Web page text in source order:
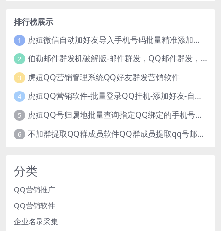
排行榜展示
1 虎妞微信自动加好友导入手机号码批量精准添加客户售营销软件微商工具
2 伯勒邮件群发机破解版-邮件群发，QQ邮件群发，邮件群发软件，伯乐邮件群发工具，邮件群发器
3 虎妞QQ营销管理系统QQ好友群发营销软件
4 虎妞QQ营销软件-批量登录QQ挂机-添加好友-自动加群-群发消息-临时会话
5 虎妞QQ号归属地批量查询指定QQ绑定的手机号软件
6 不加群提取QQ群成员软件QQ群成员提取qq号邮箱软件
分类
QQ营销推广
QQ营销软件
企业名录采集